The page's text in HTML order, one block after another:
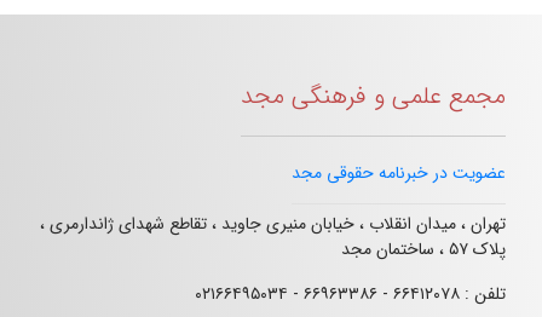
مجمع علمی و فرهنگی مجد
عضویت در خبرنامه حقوقی مجد
تهران ، میدان انقلاب ، خیابان منیری جاوید ، تقاطع شهدای ژاندارمری ،
پلاک ۵۷ ، ساختمان مجد
تلفن : ۶۶۴۱۲۰۷۸ - ۶۶۹۶۳۳۸۶ - ۰۲۱۶۶۴۹۵۰۳۴